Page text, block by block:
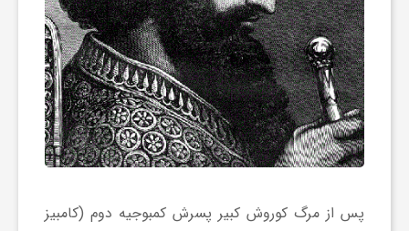
پس از مرگ کوروش کبیر پسرش کمبوجیه دوم (کامبیز